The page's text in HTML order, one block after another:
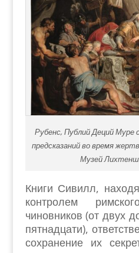
Рубенс, Публий Деций
предсказаний во время
Музей
Книги Сивилл,
контролем
чиновников (от двух
пятнадцати),
сохранение их